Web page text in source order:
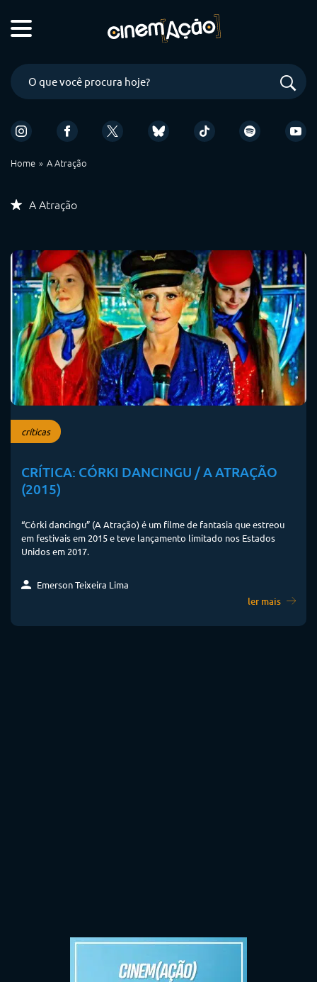
Home A Atração
A Atração
críticas
CRÍTICA: CÓRKI DANCINGU / A ATRAÇÃO
(2015)
“Córki dancingu” (A Atração) é um filme de fantasia que estreou
em festivais em 2015 e teve lançamento limitado nos Estados
Unidos em 2017.
Emerson Teixeira Lima
ler mais